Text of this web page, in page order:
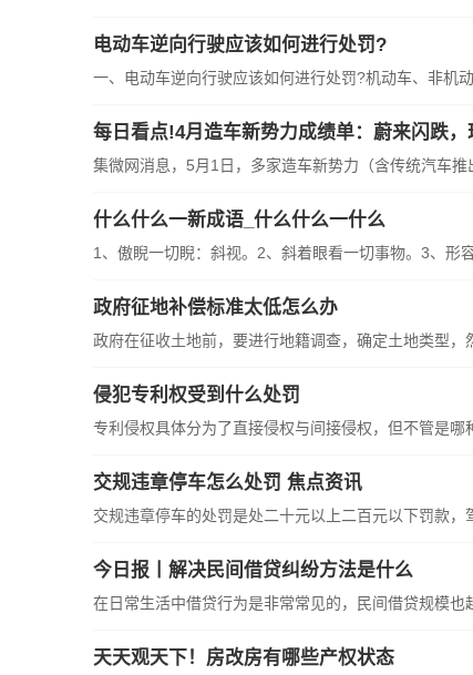
电动车逆向行驶应该如何进行处罚?
一、电动车逆向行驶应该如何进行处罚?机动车、非机
每日看点!4月造车新势力成绩单：蔚来闪跌
集微网消息，5月1日，多家造车新势力（含传统汽车推
什么什么一新成语_什么什么一什么
1、傲睨一切睨：斜视。2、斜着眼看一切事物。3、形
政府征地补偿标准太低怎么办
政府在征收土地前，要进行地籍调查，确定土地类型，
侵犯专利权受到什么处罚
专利侵权具体分为了直接侵权与间接侵权，但不管是哪
交规违章停车怎么处罚 焦点资讯
交规违章停车的处罚是处二十元以上二百元以下罚款，
今日报丨解决民间借贷纠纷方法是什么
在日常生活中借贷行为是非常常见的，民间借贷规模也
天天观天下！房改房有哪些产权状态